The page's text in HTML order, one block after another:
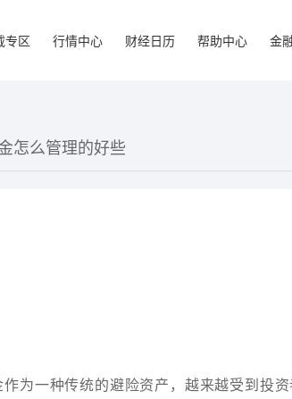
专区 行情中心 财经日历 帮助中心 金
怎么管理的好些
为一种传统的避险资产，越来越受到投资